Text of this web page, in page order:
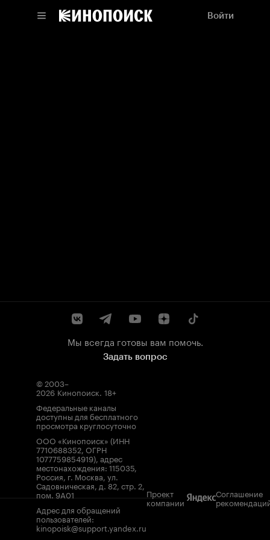
Войти
Мы всегда готовы вам помочь.
Задать вопрос
© 2003–
2026 Кинопоиск. 18+
Федеральные каналы
доступны для бесплатного
просмотра круглосуточно
ООО «Кинопоиск» (ИНН
7710688352, ОГРН
1077759854919), адрес
местонахождения: 115035,
Россия, г. Москва, ул.
Садовническая, д. 82, стр. 2,
пом. 9А01
Адрес для обращений
пользователей:
kinopoisk@support.yandex.ru
Проект
компании
Соглашение